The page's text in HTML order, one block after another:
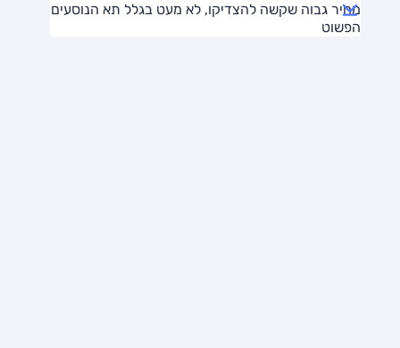
מחיר גבוה שקשה להצדיקו, לא מעט בגלל תא הנוסעים
הפשוט